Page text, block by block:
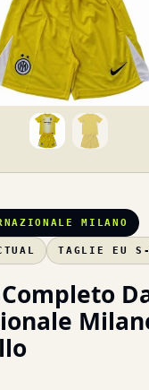
MILANO
TAGLIE EU